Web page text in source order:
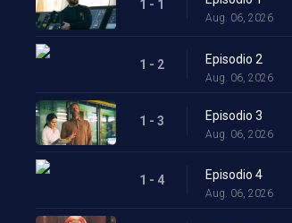
1 - 1
Aug. 06, 2026
1 - 2 Episodio 2
Aug. 06, 2026
1 - 3 Episodio 3
Aug. 06, 2026
1 - 4 Episodio 4
Aug. 06, 2026